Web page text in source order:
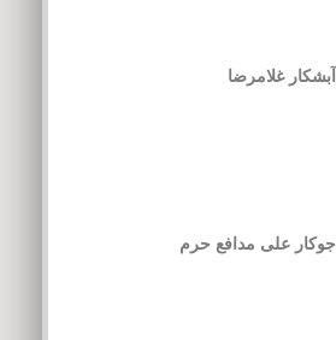
آبشکار غلامرضا
جوکار علی مدافع حرم